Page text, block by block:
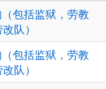
包括监狱，劳教
队）
包括监狱，劳教
队）